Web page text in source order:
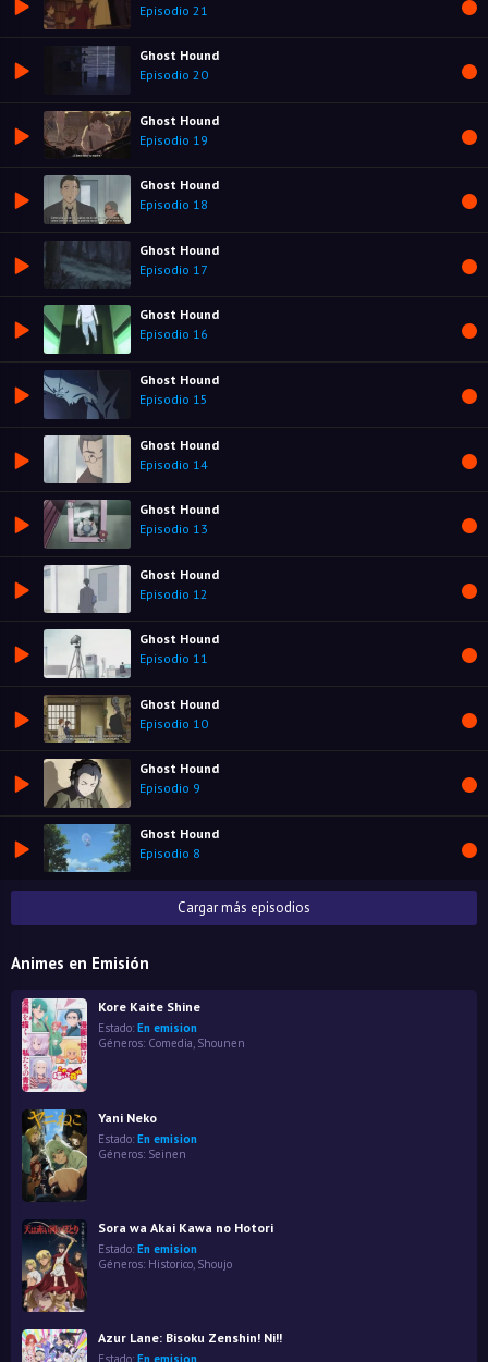
Episodio 21
Ghost Hound
Episodio 20
Ghost Hound
Episodio 19
Ghost Hound
Episodio 18
Ghost Hound
Episodio 17
Ghost Hound
Episodio 16
Ghost Hound
Episodio 15
Ghost Hound
Episodio 14
Ghost Hound
Episodio 13
Ghost Hound
Episodio 12
Ghost Hound
Episodio 11
Ghost Hound
Episodio 10
Ghost Hound
Episodio 9
Ghost Hound
Episodio 8
Cargar más episodios
Animes en Emisión
Kore Kaite Shine
Estado: En emision
Géneros: Comedia, Shounen
Yani Neko
Estado: En emision
Géneros: Seinen
Sora wa Akai Kawa no Hotori
Estado: En emision
Géneros: Historico, Shoujo
Azur Lane: Bisoku Zenshin! Ni!!